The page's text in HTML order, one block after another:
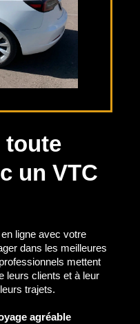
toute
un VTC
ligne avec votre
dans les meilleures
mettent
leurs clients et à leur
trajets.
agréable